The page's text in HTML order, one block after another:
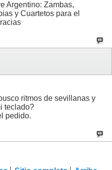
Argentino: Zambas,
y Cuartetos para el
ritmos de sevillanas y
teclado?
pedido.